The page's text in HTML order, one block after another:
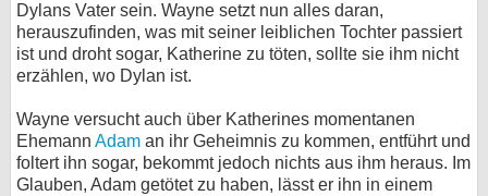
Dylans Vater sein. Wayne setzt nun alles daran,
herauszufinden, was mit seiner leiblichen Tochter passiert
ist und droht sogar, Katherine zu töten, sollte sie ihm nicht
erzählen, wo Dylan ist.
Wayne versucht auch über Katherines momentanen
Ehemann Adam an ihr Geheimnis zu kommen, entführt und
foltert ihn sogar, bekommt jedoch nichts aus ihm heraus. Im
Glauben, Adam getötet zu haben, lässt er ihn in einem